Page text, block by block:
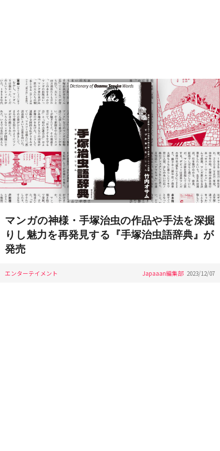
マンガの神様・手塚治虫の作品や手法を深掘
りし魅力を再発見する『手塚治虫語辞典』が
発売
エンターテイメント Japaaan編集部 2023/12/07